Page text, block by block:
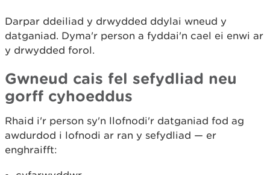
Darpar ddeiliad y drwydded ddylai wneud y
datganiad. Dyma'r person a fyddai'n cael ei enwi ar
y drwydded forol.
Gwneud cais fel sefydliad neu
gorff cyhoeddus
Rhaid i'r person sy'n llofnodi'r datganiad fod ag
awdurdod i lofnodi ar ran y sefydliad — er
enghraifft: